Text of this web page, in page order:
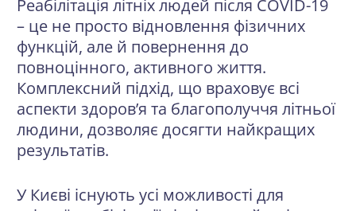
Реабілітація літніх людей після COVID-19
– це не просто відновлення фізичних
функцій, але й повернення до
повноцінного, активного життя.
Комплексний підхід, що враховує всі
аспекти здоров’я та благополуччя літньої
людини, дозволяє досягти найкращих
результатів.
У Києві існують усі можливості для